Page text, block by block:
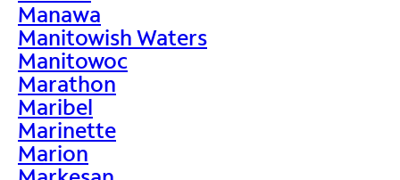
Manawa
Manitowish Waters
Manitowoc
Marathon
Maribel
Marinette
Marion